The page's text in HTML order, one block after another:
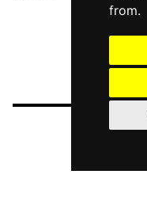
from.